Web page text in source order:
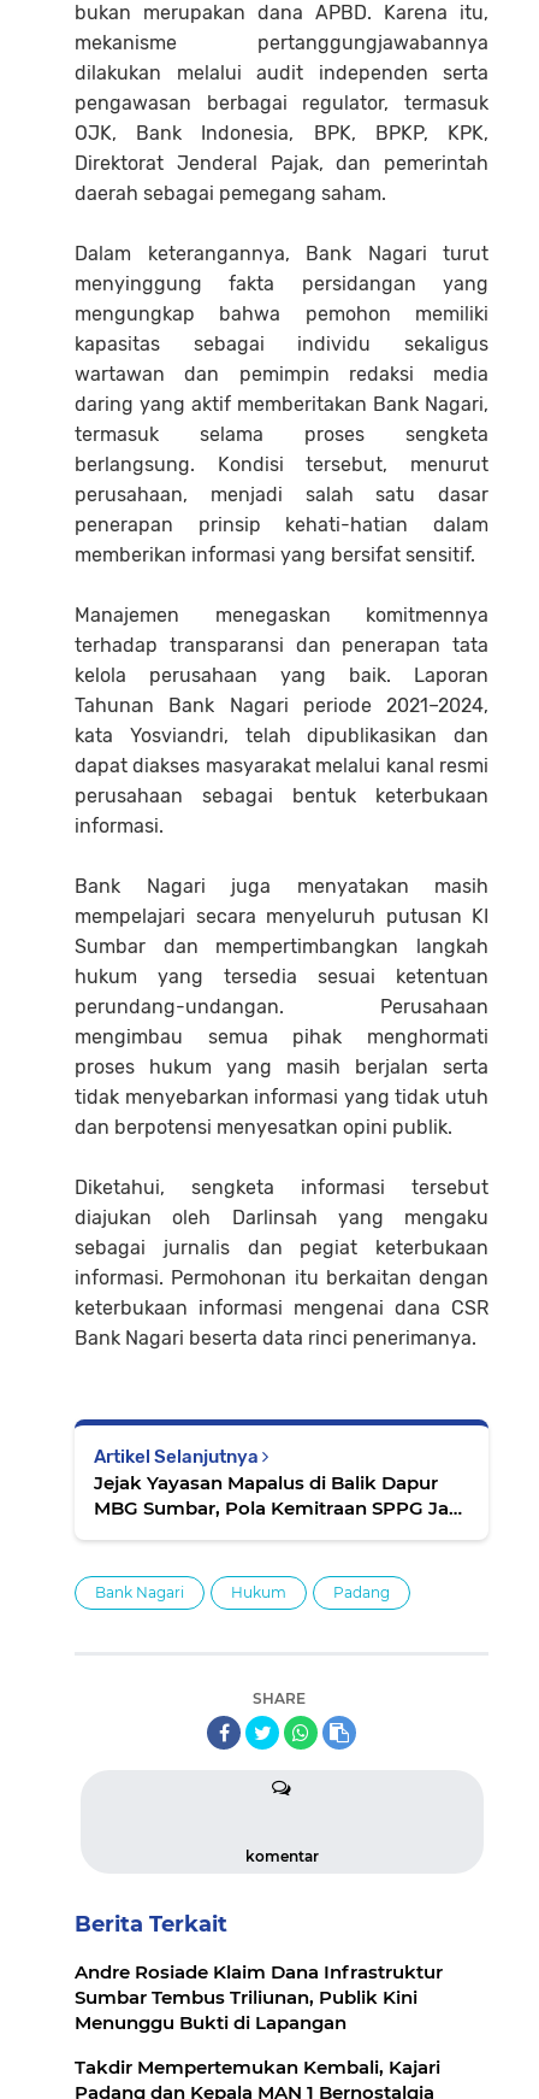
bukan merupakan dana APBD. Karena itu,
mekanisme pertanggungjawabannya
dilakukan melalui audit independen serta
pengawasan berbagai regulator, termasuk
OJK, Bank Indonesia, BPK, BPKP, KPK,
Direktorat Jenderal Pajak, dan pemerintah
daerah sebagai pemegang saham.
Dalam keterangannya, Bank Nagari turut
menyinggung fakta persidangan yang
mengungkap bahwa pemohon memiliki
kapasitas sebagai individu sekaligus
wartawan dan pemimpin redaksi media
daring yang aktif memberitakan Bank Nagari,
termasuk selama proses sengketa
berlangsung. Kondisi tersebut, menurut
perusahaan, menjadi salah satu dasar
penerapan prinsip kehati-hatian dalam
memberikan informasi yang bersifat sensitif.
Manajemen menegaskan komitmennya
terhadap transparansi dan penerapan tata
kelola perusahaan yang baik. Laporan
Tahunan Bank Nagari periode 2021–2024,
kata Yosviandri, telah dipublikasikan dan
dapat diakses masyarakat melalui kanal resmi
perusahaan sebagai bentuk keterbukaan
informasi.
Bank Nagari juga menyatakan masih
mempelajari secara menyeluruh putusan KI
Sumbar dan mempertimbangkan langkah
hukum yang tersedia sesuai ketentuan
perundang-undangan. Perusahaan
mengimbau semua pihak menghormati
proses hukum yang masih berjalan serta
tidak menyebarkan informasi yang tidak utuh
dan berpotensi menyesatkan opini publik.
Diketahui, sengketa informasi tersebut
diajukan oleh Darlinsah yang mengaku
sebagai jurnalis dan pegiat keterbukaan
informasi. Permohonan itu berkaitan dengan
keterbukaan informasi mengenai dana CSR
Bank Nagari beserta data rinci penerimanya.
Artikel Selanjutnya
Jejak Yayasan Mapalus di Balik Dapur
MBG Sumbar, Pola Kemitraan SPPG Jadi
Bank Nagari Hukum Padang
SHARE
komentar
Berita Terkait
Andre Rosiade Klaim Dana Infrastruktur
Sumbar Tembus Triliunan, Publik Kini
Menunggu Bukti di Lapangan
Takdir Mempertemukan Kembali, Kajari
Padang dan Kepala MAN 1 Bernostalgia